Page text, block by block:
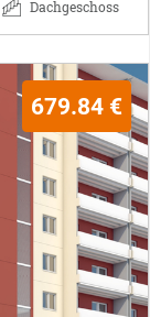
Dachgeschoss
679.84 €